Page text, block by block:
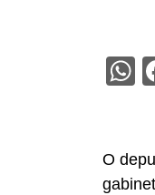
O